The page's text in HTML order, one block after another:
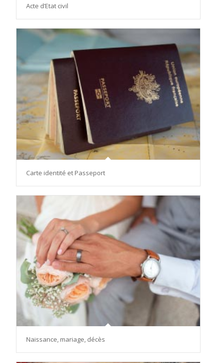
Acte d’Etat civil
Carte identité et Passeport
Naissance, mariage, décès